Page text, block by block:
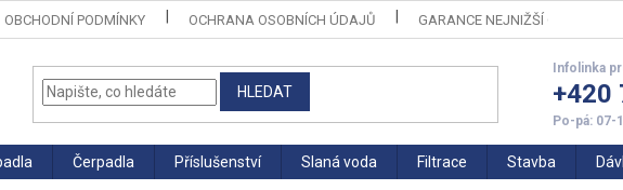
OBCHODNÍ PODMÍNKY OCHRANA OSOBNÍCH ÚDAJŮ GARANCE NEJNIŽŠÍ CENY
HLEDAT +420
Čerpadla Příslušenství Slaná voda Filtrace Stavba